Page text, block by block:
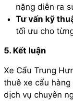
nặng diễn ra
Tư vấn kỹ
tối ưu cho
5. Kết luận
Xe Cẩu Trung
thuê xe cẩu
dịch vụ chuyên